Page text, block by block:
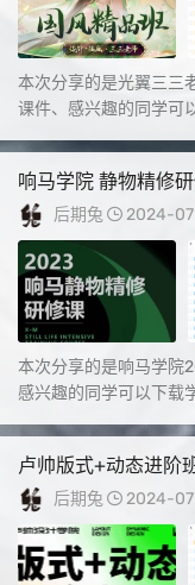
本次分享的是光翼三三
课件、感兴趣的同学可
响马学院 静物精修
后期兔 2024-
本次分享的是响马学院
感兴趣的同学可以下载
卢帅版式+动态进阶
后期兔 2024-